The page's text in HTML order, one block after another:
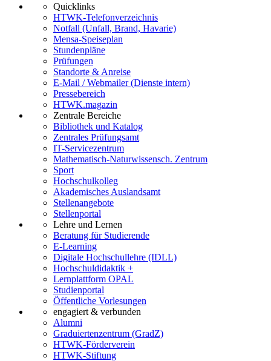
Quicklinks
HTWK-Telefonverzeichnis
Notfall (Unfall, Brand, Havarie)
Mensa-Speiseplan
Stundenpläne
Prüfungen
Standorte & Anreise
E-Mail / Webmailer (Dienste intern)
Pressebereich
HTWK.magazin
Zentrale Bereiche
Bibliothek und Katalog
Zentrales Prüfungsamt
IT-Servicezentrum
Mathematisch-Naturwissensch. Zentrum
Sport
Hochschulkolleg
Akademisches Auslandsamt
Stellenangebote
Stellenportal
Lehre und Lernen
Beratung für Studierende
E-Learning
Digitale Hochschullehre (IDLL)
Hochschuldidaktik +
Lernplattform OPAL
Studienportal
Öffentliche Vorlesungen
engagiert & verbunden
Alumni
Graduiertenzentrum (GradZ)
HTWK-Förderverein
HTWK-Stiftung